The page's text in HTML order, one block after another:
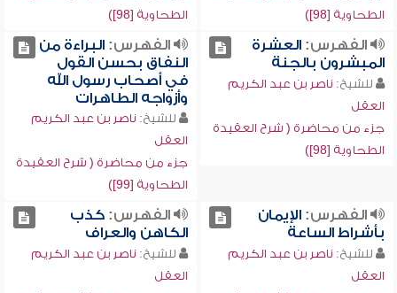
الطحاوية [98])
الطحاوية [98])
الفهرس:العشرة
المبشرون بالجنة
للشيخ: ناصر بن عبد الكريم
العقل
جزء من محاضرة ( شرح العقيدة
الطحاوية [98])
الفهرس:البراءة من
النفاق بحسن القول
في أصحاب رسول الله
وأزواجه الطاهرات
للشيخ: ناصر بن عبد الكريم
العقل
جزء من محاضرة ( شرح العقيدة
الطحاوية [99])
الفهرس:الإيمان
بأشراط الساعة
للشيخ: ناصر بن عبد الكريم
العقل
الفهرس:كذب
الكاهن والعراف
للشيخ: ناصر بن عبد الكريم
العقل